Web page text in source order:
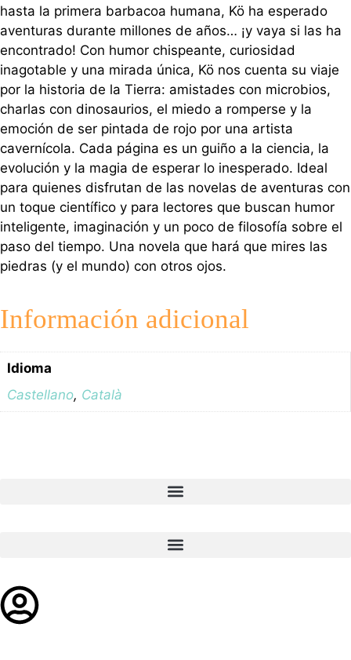
hasta la primera barbacoa humana, Kö ha esperado
aventuras durante millones de años… ¡y vaya si las ha
encontrado! Con humor chispeante, curiosidad
inagotable y una mirada única, Kö nos cuenta su viaje
por la historia de la Tierra: amistades con microbios,
charlas con dinosaurios, el miedo a romperse y la
emoción de ser pintada de rojo por una artista
cavernícola. Cada página es un guiño a la ciencia, la
evolución y la magia de esperar lo inesperado. Ideal
para quienes disfrutan de las novelas de aventuras con
un toque científico y para lectores que buscan humor
inteligente, imaginación y un poco de filosofía sobre el
paso del tiempo. Una novela que hará que mires las
piedras (y el mundo) con otros ojos.
Información adicional
Idioma
Castellano, Català